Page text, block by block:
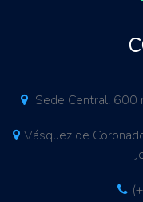
Sede Central. 600
Vásquez de